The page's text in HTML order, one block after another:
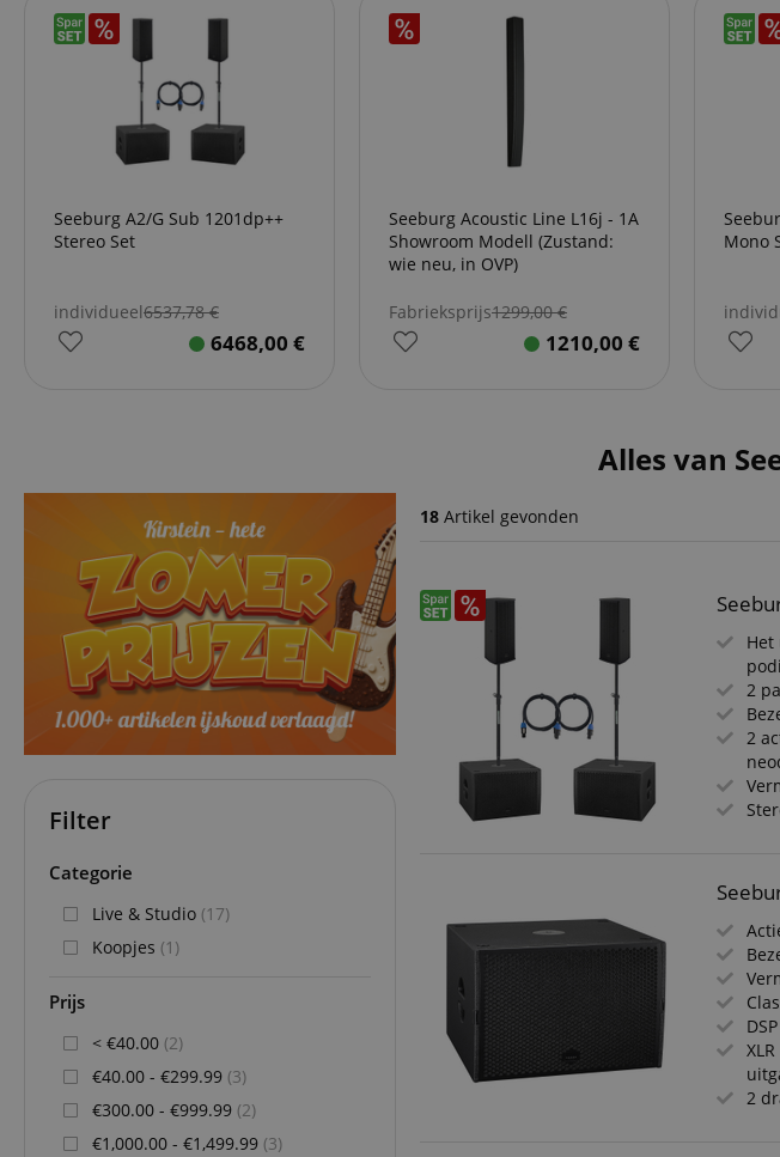
Seeburg A2/G Sub 1201dp++
Stereo Set
individueel6537,78€
6468,00 €
Seeburg Acoustic Line L16j - 1A
Showroom Modell (Zustand:
wie neu, in OVP)
Fabrieksprijs1299,00€
1210,00 €
Mono
Alles van
Filter
Categorie
Live & Studio (17)
Koopjes (1)
Prijs
< €40.00 (2)
€40.00 - €299.99 (3)
€300.00 - €999.99 (2)
€1,000.00 - €1,499.99 (3)
18 Artikel gevonden
Het
2
2
2